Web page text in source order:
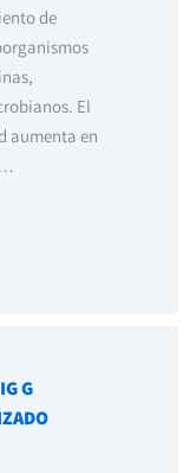
de
El
aumenta en
…
G